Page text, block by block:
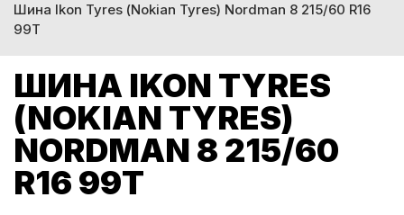
Шина Ikon Tyres (Nokian Tyres) Nordman 8 215/60 R16
99T
ШИНА IKON TYRES
(NOKIAN TYRES)
NORDMAN 8 215/60
R16 99T